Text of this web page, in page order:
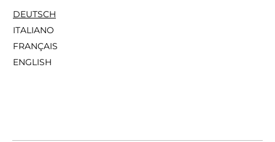
DEUTSCH
ITALIANO
FRANÇAIS
ENGLISH